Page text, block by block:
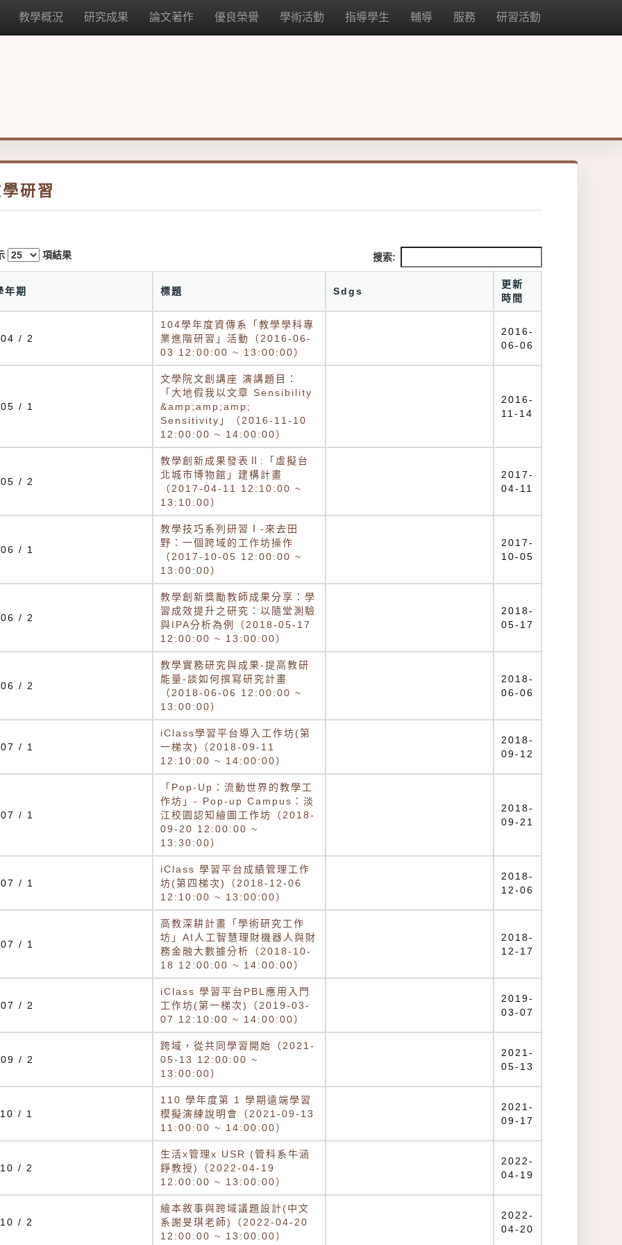
教學概況 研究成果 論文著作 優良榮譽 學術活動 指導學生 輔導 服務 研習活動
研習
項結果 搜索:
年期 標題 Sdgs
更新
時間
/ 2
104學年度資傳系「教學學科專
業進階研習」活動（2016-06-
03 12:00:00 ~ 13:00:00）
2016-
06-06
/ 1
文學院文創講座 演講題目：
「大地假我以文章 Sensibility
&amp;amp;amp;
Sensitivity」（2016-11-10
12:00:00 ~ 14:00:00）
2016-
11-14
/ 2
教學創新成果發表Ⅱ:「虛擬台
北城市博物館」建構計畫
（2017-04-11 12:10:00 ~
13:10:00）
2017-
04-11
/ 1
教學技巧系列研習Ⅰ-來去田
野：一個跨域的工作坊操作
（2017-10-05 12:00:00 ~
13:00:00）
2017-
10-05
/ 2
教學創新獎勵教師成果分享：學
習成效提升之研究：以隨堂測驗
與IPA分析為例（2018-05-17
12:00:00 ~ 13:00:00）
2018-
05-17
/ 2
教學實務研究與成果-提高教研
能量-談如何撰寫研究計畫
（2018-06-06 12:00:00 ~
13:00:00）
2018-
06-06
/ 1
iClass學習平台導入工作坊(第
一梯次)（2018-09-11
12:10:00 ~ 14:00:00）
2018-
09-12
/ 1
「Pop-Up：流動世界的教學工
作坊」- Pop-up Campus：淡
江校園認知繪圖工作坊（2018-
09-20 12:00:00 ~
13:30:00）
2018-
09-21
/ 1
iClass 學習平台成績管理工作
坊(第四梯次)（2018-12-06
12:10:00 ~ 13:00:00）
2018-
12-06
/ 1
高教深耕計畫「學術研究工作
坊」AI人工智慧理財機器人與財
務金融大數據分析（2018-10-
18 12:00:00 ~ 14:00:00）
2018-
12-17
/ 2
iClass 學習平台PBL應用入門
工作坊(第一梯次)（2019-03-
07 12:10:00 ~ 14:00:00）
2019-
03-07
/ 2
跨域，從共同學習開始（2021-
05-13 12:00:00 ~
13:00:00）
2021-
05-13
/ 1
110 學年度第 1 學期遠端學習
模擬演練說明會（2021-09-13
11:00:00 ~ 14:00:00）
2021-
09-17
/ 2
生活x管理x USR (管科系牛涵
錚教授)（2022-04-19
12:00:00 ~ 13:00:00）
2022-
04-19
/ 2
繪本敘事與跨域議題設計(中文
系謝旻琪老師)（2022-04-20
12:00:00 ~ 13:00:00）
2022-
04-20